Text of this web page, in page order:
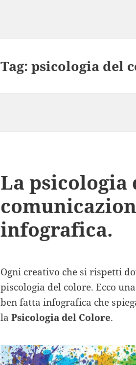
Tag:psicologia del
La
infografica.
Ogni creativo che si rispetti
piscologia del colore. Ecco una
ben fatta infografica che
laPsicologia del Colore.